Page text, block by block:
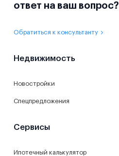
ответ на ваш вопрос?
Обратиться к консультанту
Недвижимость
Новостройки
Спецпредложения
Сервисы
Ипотечный калькулятор